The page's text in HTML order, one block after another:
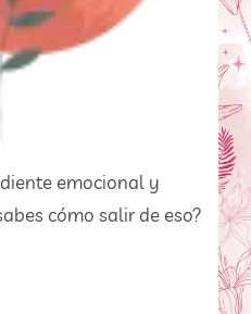
emocional y
cómo salir de eso?